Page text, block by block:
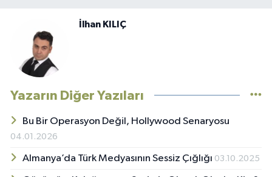
İlhan KILIÇ
Yazarın Diğer Yazıları
Bu Bir Operasyon Değil, Hollywood Senaryosu
04.01.2026
Almanya’da Türk Medyasının Sessiz Çığlığı 03.10.2025